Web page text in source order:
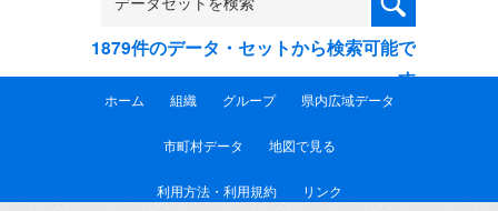
1879件のデータ・セットから検索可能で
す
ホーム 組織 グループ 県内広域データ
市町村データ 地図で見る
利用方法・利用規約 リンク